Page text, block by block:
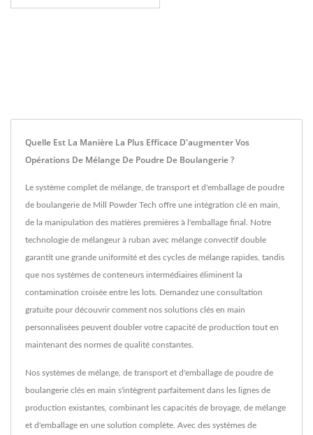
Quelle Est La Manière La Plus Efficace D'augmenter Vos
Opérations De Mélange De Poudre De Boulangerie ?
Le système complet de mélange, de transport et d'emballage de poudre
de boulangerie de Mill Powder Tech offre une intégration clé en main,
de la manipulation des matières premières à l'emballage final. Notre
technologie de mélangeur à ruban avec mélange convectif double
garantit une grande uniformité et des cycles de mélange rapides, tandis
que nos systèmes de conteneurs intermédiaires éliminent la
contamination croisée entre les lots. Demandez une consultation
gratuite pour découvrir comment nos solutions clés en main
personnalisées peuvent doubler votre capacité de production tout en
maintenant des normes de qualité constantes.
Nos systèmes de mélange, de transport et d'emballage de poudre de
boulangerie clés en main s'intègrent parfaitement dans les lignes de
production existantes, combinant les capacités de broyage, de mélange
et d'emballage en une solution complète. Avec des systèmes de